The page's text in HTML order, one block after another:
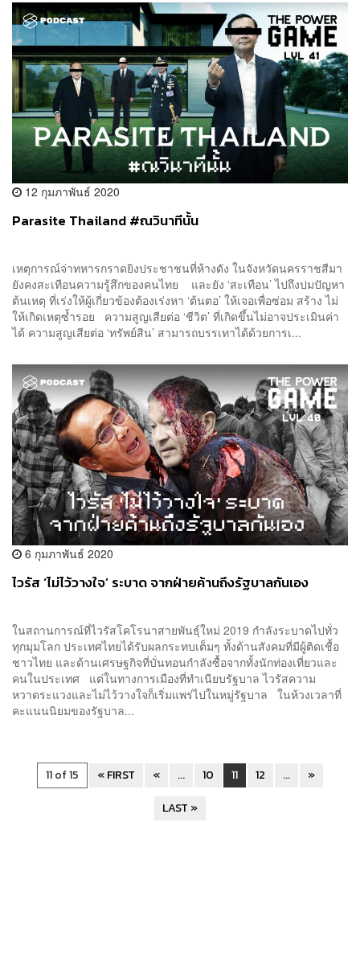
12 กุมภาพันธ์ 2020
Parasite Thailand #ณวินาทีนั้น
เหตุการณ์จ่าทหารกราดยิงประชาชนที่ห้างดัง ในจังหวัดนครราชสีมา
ยังคงสะเทือนความรู้สึกของคนไทย และยัง ‘สะเทือน’ ไปถึงปมปัญหา
ต้นเหตุ ที่เร่งให้ผู้เกี่ยวข้องต้องเร่งหา ‘ต้นตอ’ ให้เจอเพื่อซ่อม สร้าง ไม่
ให้เกิดเหตุซ้ำรอย ความสูญเสียต่อ ‘ชีวิต’ ที่เกิดขึ้นไม่อาจประเมินค่า
ได้ ความสูญเสียต่อ ‘ทรัพย์สิน’ สามารถบรรเทาได้ด้วยการเ...
6 กุมภาพันธ์ 2020
ไวรัส ‘ไม่ไว้วางใจ’ ระบาด จากฝ่ายค้านถึงรัฐบาลกันเอง
ในสถานการณ์ที่ไวรัสโคโรนาสายพันธุ์ใหม่ 2019 กำลังระบาดไปทั่ว
ทุกมุมโลก ประเทศไทยได้รับผลกระทบเต็มๆ ทั้งด้านสังคมที่มีผู้ติดเชื้อ
ชาวไทย และด้านเศรษฐกิจที่บั่นทอนกำลังซื้อจากทั้งนักท่องเที่ยวและ
คนในประเทศ แต่ในทางการเมืองที่ทำเนียบรัฐบาล ไวรัสความ
หวาดระแวงและไม่ไว้วางใจก็เริ่มแพร่ไปในหมู่รัฐบาล ในห้วงเวลาที่
คะแนนนิยมของรัฐบาล...
11 of 15 « FIRST « ... 10 11 12 ...
»
LAST »